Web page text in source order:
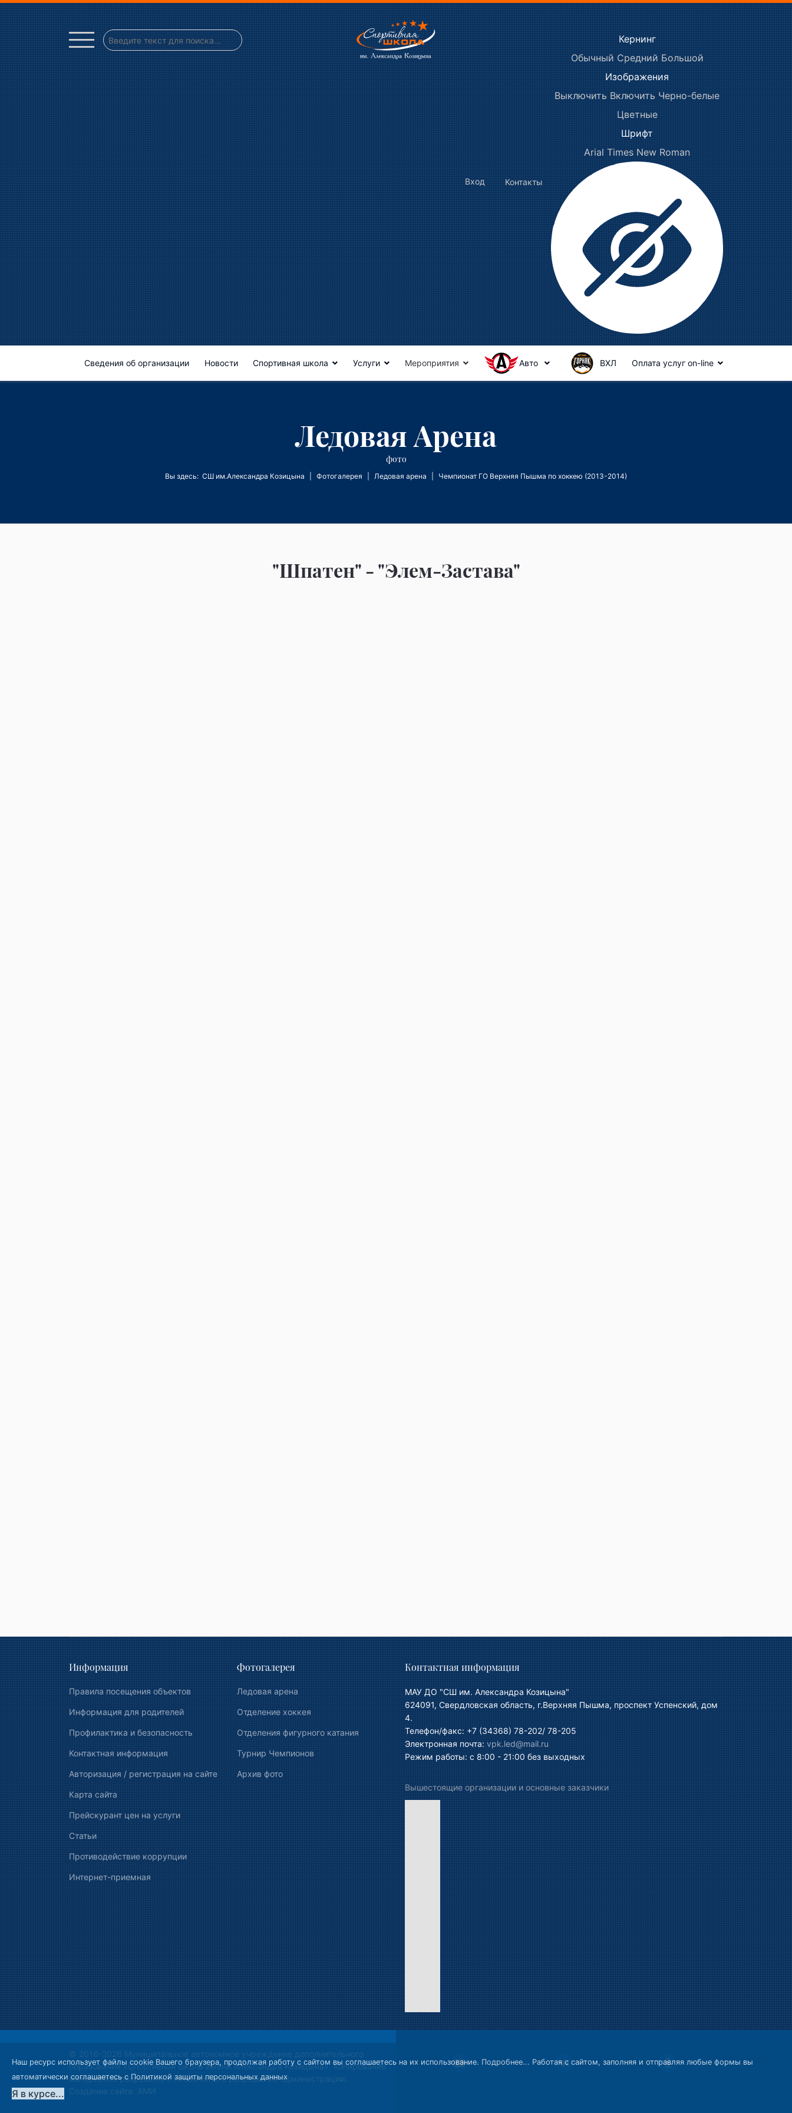
Кернинг
Обычный Средний Большой
Изображения
Выключить Включить Черно-белые
Цветные
Шрифт
Arial Times New Roman
Контакты
Вход
Сведения об организации Новости Спортивная школа Услуги Мероприятия Авто ВХЛ Оплата услуг on-line
Ледовая Арена
фото
Вы здесь: СШ им.Александра Козицына Фотогалерея Ледовая арена Чемпионат ГО Верхняя Пышма по хоккею (2013-2014)
"Шпатен" - "Элем-Застава"
Информация
Правила посещения объектов
Информация для родителей
Профилактика и безопасность
Контактная информация
Авторизация / регистрация на сайте
Карта сайта
Прейскурант цен на услуги
Статьи
Противодействие коррупции
Интернет-приемная
Фотогалерея
Ледовая арена
Отделение хоккея
Отделения фигурного катания
Турнир Чемпионов
Архив фото
Контактная информация
МАУ ДО "СШ им. Александра Козицына"
624091, Свердловская область, г.Верхняя Пышма, проспект Успенский, дом
4.
Телефон/факс: +7 (34368) 78-202/ 78-205
Электронная почта: vpk.led@mail.ru
Режим работы: с 8:00 - 21:00 без выходных
Вышестоящие организации и основные заказчики
© 2016-2026 Муниципальное автономное учреждение дополнительного
образования «Спортивная школа имени Александра Козицына». Копирование
материалов разрешено с письменного разрешения администрации.
Создание сайта: АМИ
Наш ресурс использует файлы cookie Вашего браузера, продолжая работу с сайтом вы соглашаетесь на их использование. Подробнее... Работая с сайтом, заполняя и отправляя любые формы вы
автоматически соглашаетесь сПолитикой защиты персональных данных
Я в курсе...